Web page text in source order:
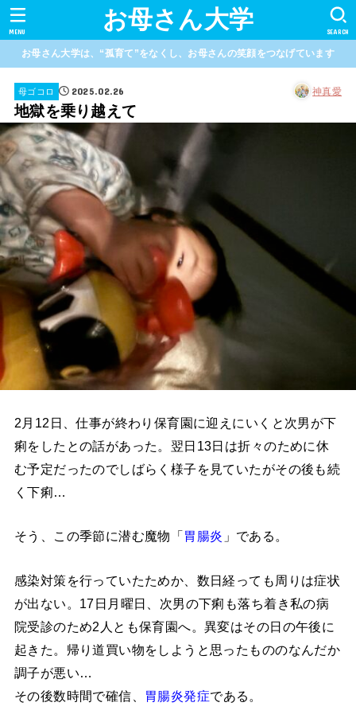
お母さん大学 SEARCH
MENU
お母さん大学は、“孤育て”をなくし、お母さんの笑顔をつなげています
母ゴコロ 2025.02.26 神真愛
地獄を乗り越えて
2月12日、仕事が終わり保育園に迎えにいくと次男が下
痢をしたとの話があった。翌日13日は折々のために休
む予定だったのでしばらく様子を見ていたがその後も続
く下痢…
そう、この季節に潜む魔物「胃腸炎 」である。
感染対策を行っていたためか、数日経っても周りは症状
が出ない。17日月曜日、次男の下痢も落ち着き私の病
院受診のため2人とも保育園へ。異変はその日の午後に
起きた。帰り道買い物をしようと思ったもののなんだか
調子が悪い…
その後数時間で確信、
胃腸炎発症である。